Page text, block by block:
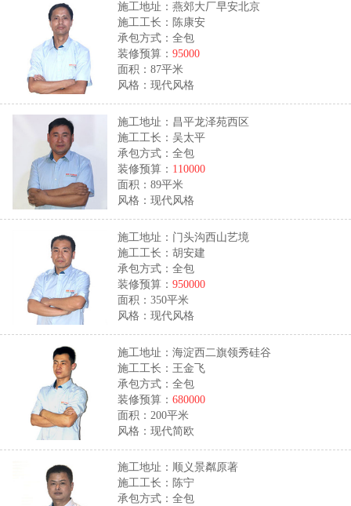
施工地址：燕郊大厂早安北京
施工工长：陈康安
承包方式：全包
装修预算：95000
面积：87平米
风格：现代风格
施工地址：昌平龙泽苑西区
施工工长：吴太平
承包方式：全包
装修预算： 110000
面积：89平米
风格：现代风格
施工地址：门头沟西山艺境
施工工长：胡安建
承包方式：全包
装修预算：950000
面积：350平米
风格：现代风格
施工地址：海淀西二旗领秀硅谷
施工工长：王金飞
承包方式：全包
装修预算：680000
面积：200平米
风格：现代简欧
施工地址：顺义景粼原著
施工工长：陈宁
承包方式：全包